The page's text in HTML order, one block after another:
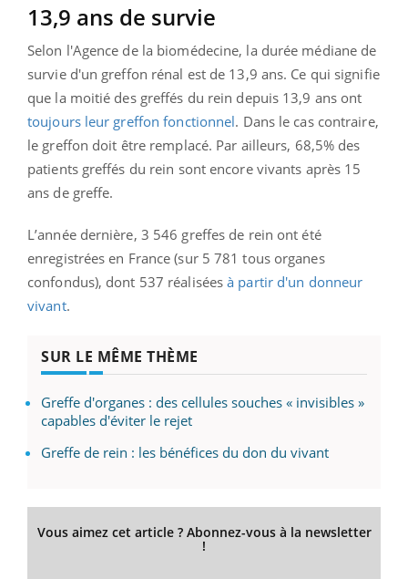
13,9 ans de survie
Selon l'Agence de la biomédecine, la durée médiane de
survie d'un greffon rénal est de 13,9 ans. Ce qui signifie
que la moitié des greffés du rein depuis 13,9 ans ont
toujours leur greffon fonctionnel. Dans le cas contraire,
le greffon doit être remplacé. Par ailleurs, 68,5% des
patients greffés du rein sont encore vivants après 15
ans de greffe.
L’année dernière, 3 546 greffes de rein ont été
enregistrées en France (sur 5 781 tous organes
confondus), dont 537 réaliséesà partir d'un donneur
vivant.
SUR LE MÊME THÈME
Greffe d'organes : des cellules souches « invisibles »
capables d'éviter le rejet
Greffe de rein : les bénéfices du don du vivant
Vous aimez cet article ? Abonnez-vous à la newsletter
!